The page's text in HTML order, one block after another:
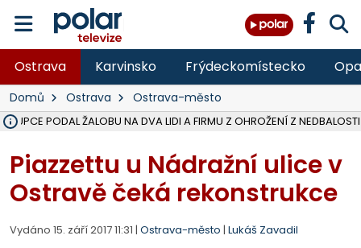
Ostrava Karvinsko Frýdeckomístecko
Domů Ostrava Ostrava-město
PODAL ŽALOBU NA DVA LIDI A FIRMU Z OHROŽENÍ Z NEDBALOSTI
Piazzettu u Nádražní ulice v
Ostravě čeká rekonstrukce
Vydáno 15. září 2017 11:31 | Ostrava-město | Lukáš Zavadil